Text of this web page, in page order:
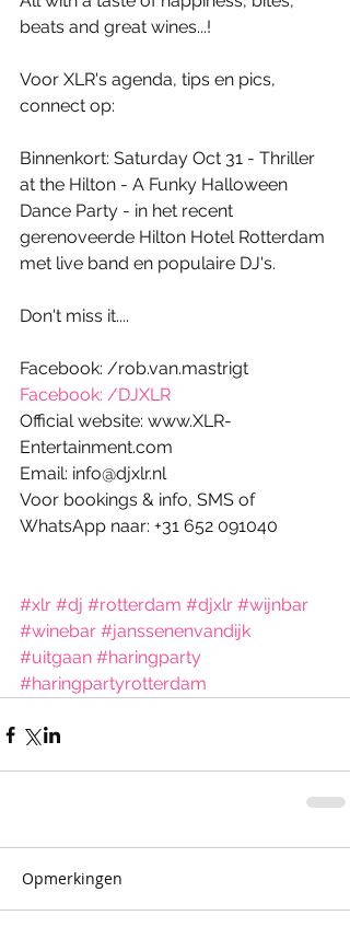
beats and great wines...!
Voor XLR's agenda, tips en pics,
connect op:
Binnenkort: Saturday Oct 31 - Thriller
at the Hilton - A Funky Halloween
Dance Party - in het recent
gerenoveerde Hilton Hotel Rotterdam
met live band en populaire DJ's.
Don't miss it....
Facebook: /rob.van.mastrigt
Facebook: /DJXLR
Official website: www.XLR-
Entertainment.com
Email: info@djxlr.nl
Voor bookings & info, SMS of
WhatsApp naar: +31 652 091040
#xlr #dj #rotterdam #djxlr #wijnbar
#winebar #janssenenvandijk
#uitgaan #haringparty
#haringpartyrotterdam
Opmerkingen